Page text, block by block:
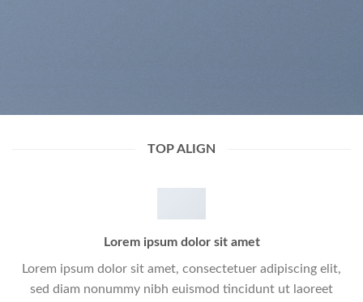
TOP ALIGN
Lorem ipsum dolor sit amet
Lorem ipsum dolor sit amet, consectetuer adipiscing elit,
sed diam nonummy nibh euismod tincidunt ut laoreet